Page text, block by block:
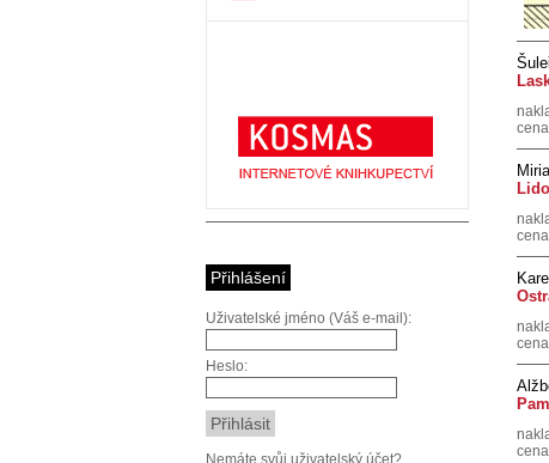
Přihlášení
Uživatelské jméno (Váš e-mail):
Heslo:
Nemáte svůj uživatelský účet?